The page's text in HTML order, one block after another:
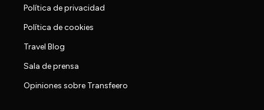
Política de privacidad
Política de cookies
Travel Blog
Sala de prensa
Opiniones sobre Transfeero